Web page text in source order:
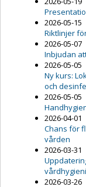
2026-05-15
Riktlinjer
2026-05-07
Inbjudan
2026-05-05
Ny kurs:
och
2026-05-05
2026-04-01
Chans för
vården
2026-03-31
2026-03-26